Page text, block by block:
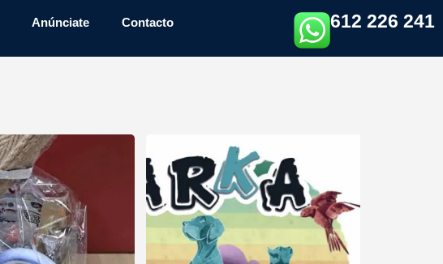
Anúnciate Contacto 612 226 241